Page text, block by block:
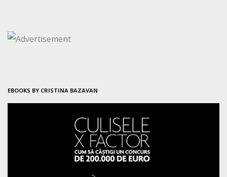
EBOOKS BY CRISTINA BAZAVAN